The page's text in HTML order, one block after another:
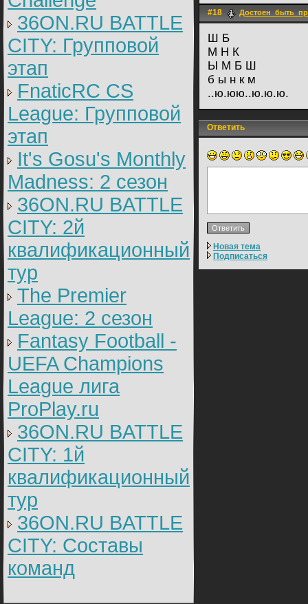
36ON.RU BATTLE
CITY: Групповой
этап
FnaticRC CS
League: Групповой
этап
It's Gosu's Monthly
Madness: 2 сезон
36ON.RU BATTLE
CITY: 2й
квалификационный
тур
The Premier
League: 2 cезон
Fantasy Football -
UEFA Champions
League лига
ProPlay.ru
36ON.RU BATTLE
CITY: 1й
квалификационный
тур
36ON.RU BATTLE
CITY: Составы
команд
#18
Ш Б
М Н К
Ы М Б Ш
б ы н к м
..ю.юю..ю.ю.ю.
Ответить
Новая тема
Подписаться